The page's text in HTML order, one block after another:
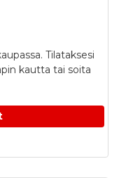
Tilataksesi
kautta tai soita